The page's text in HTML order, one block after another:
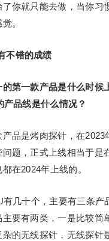
你就只能去做，当你习
。
不错的成绩
第一款产品是什么时候
品线是什么情况？
产品是烤肉探针，在2023
题，正式上线相当于是
在2024年上线的。
有几十个，主要有三条产
要有两类，一是比较简
的无线探针，无线探针